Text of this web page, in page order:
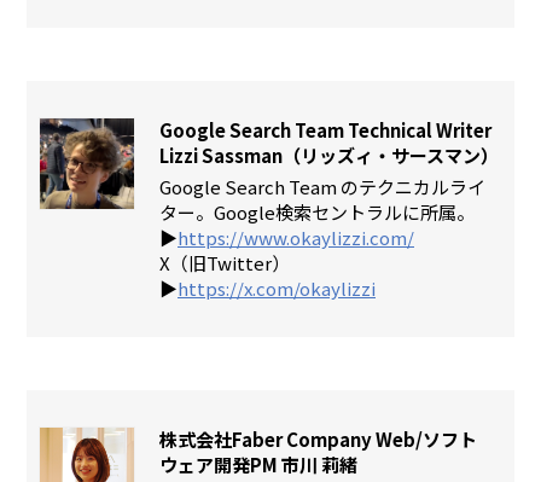
Google Search Team Technical Writer
Lizzi Sassman（リッズィ・サースマン）
Google Search Team のテクニカルライ
ター。Google検索セントラルに所属。
▶︎https://www.okaylizzi.com/
X（旧Twitter）
▶︎https://x.com/okaylizzi
株式会社Faber Company Web/ソフト
ウェア開発PM 市川 莉緒